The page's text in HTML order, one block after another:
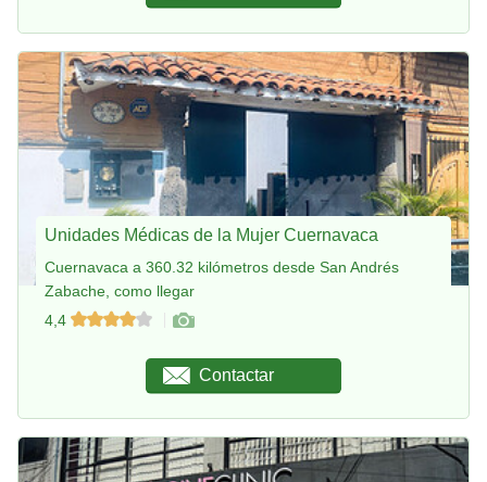
Unidades Médicas de la Mujer Cuernavaca
Cuernavaca a 360.32 kilómetros desde San Andrés
Zabache, como llegar
4,4
Contactar